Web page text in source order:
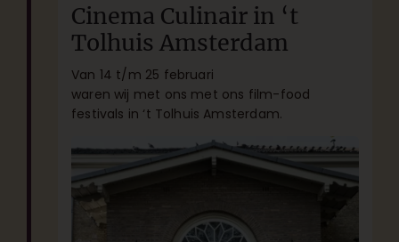
Cinema Culinair in ‘t
Tolhuis Amsterdam
Van 14 t/m 25 februari
waren wij met ons met ons film-food
festivals in ‘t Tolhuis Amsterdam.